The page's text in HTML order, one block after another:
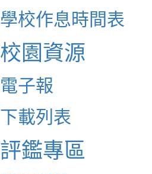
學校作息時間表
校園資源
電子報
下載列表
評鑑專區